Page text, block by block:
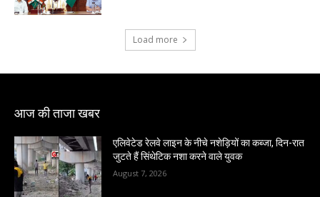
Load more
आज की ताजा खबर
एलिवेटेड रेलवे लाइन के नीचे नशेड़ियों का कब्जा, दिन-रात
जुटते हैं सिंथेटिक नशा करने वाले युवक
August 7, 2026